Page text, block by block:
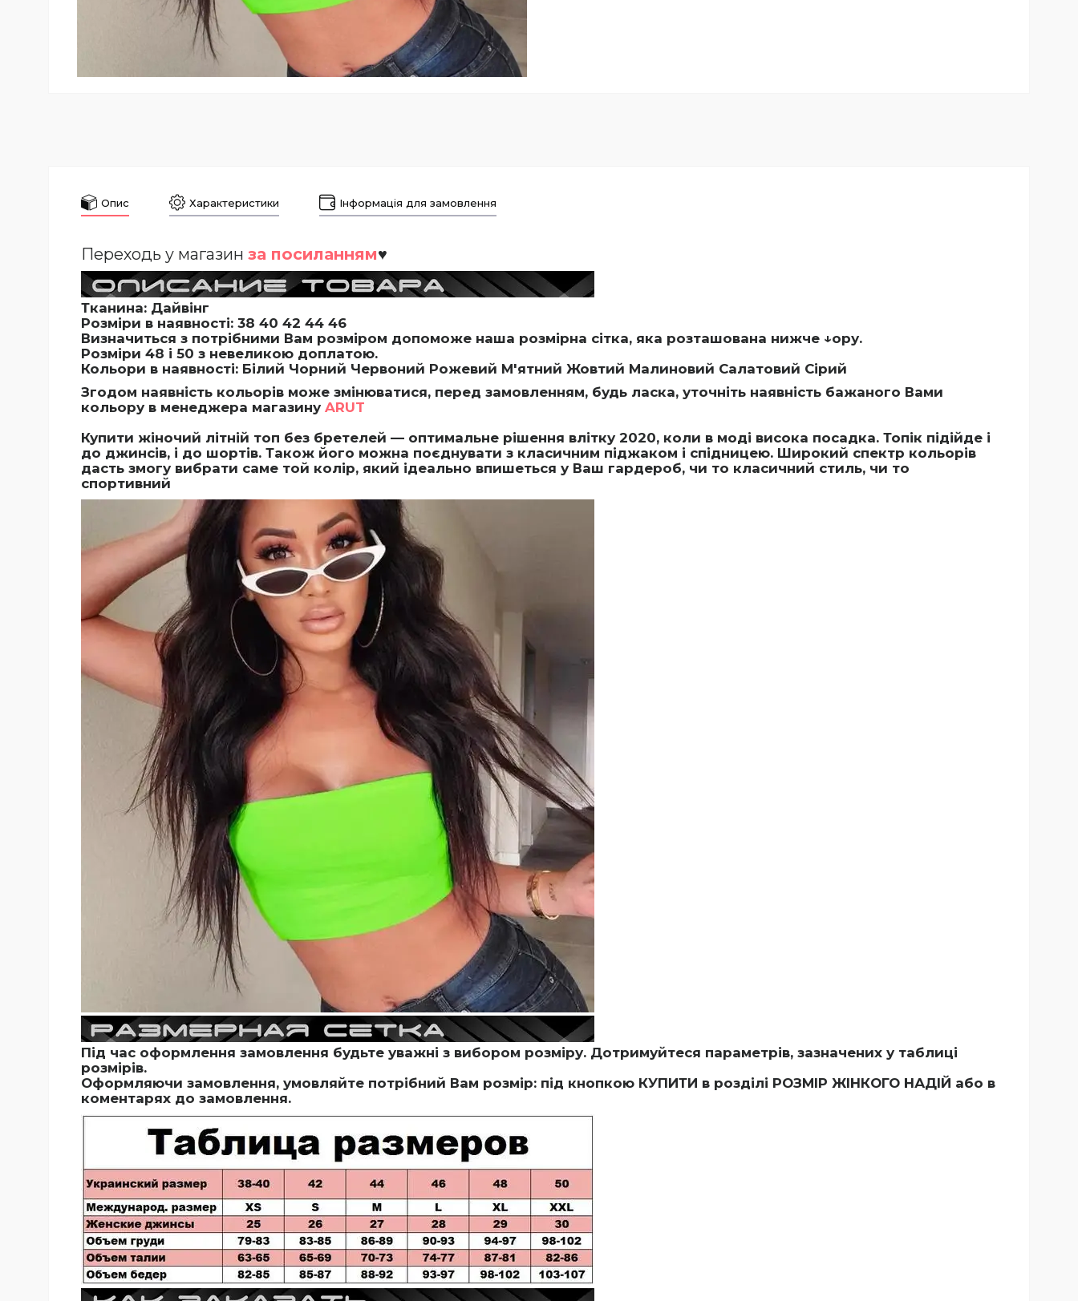
Опис Характеристики Інформація для замовлення
Переходь у магазин за посиланням♥
Тканина: Дайвінг
Розміри в наявності: 38 40 42 44 46
Визначиться з потрібними Вам розміром допоможе наша розмірна сітка, яка розташована нижче ↓ору.
Розміри 48 і 50 з невеликою доплатою.
Кольори в наявності: Білий Чорний Червоний Рожевий М'ятний Жовтий Малиновий Салатовий Сірий
Згодом наявність кольорів може змінюватися, перед замовленням, будь ласка, уточніть наявність бажаного Вами
кольору в менеджера магазину ARUT
Купити жіночий літній топ без бретелей — оптимальне рішення влітку 2020, коли в моді висока посадка. Топік підійде і
до джинсів, і до шортів. Також його можна поєднувати з класичним піджаком і спідницею. Широкий спектр кольорів
дасть змогу вибрати саме той колір, який ідеально впишеться у Ваш гардероб, чи то класичний стиль, чи то
спортивний
Під час оформлення замовлення будьте уважні з вибором розміру. Дотримуйтеся параметрів, зазначених у таблиці
розмірів.
Оформляючи замовлення, умовляйте потрібний Вам розмір: під кнопкою КУПИТИ в розділі РОЗМІР ЖІНКОГО НАДІЙ або в
коментарях до замовлення.